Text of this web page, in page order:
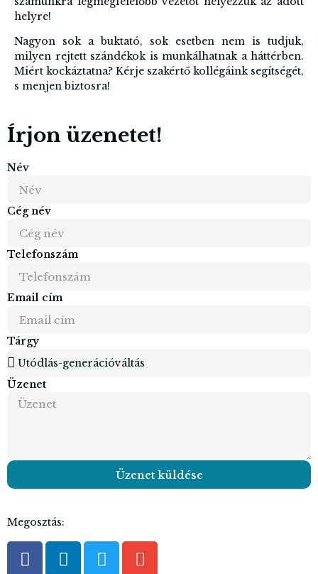
helyre!
Nagyon sok a buktató, sok esetben nem is tudjuk,
milyen rejtett szándékok is munkálhatnak a háttérben.
Miért kockáztatna? Kérje szakértő kollégáink segítségét,
s menjen biztosra!
Írjon üzenetet!
Név
Cég név
Telefonszám
Email cím
Tárgy
Üzenet
Üzenet küldése
Megosztás: